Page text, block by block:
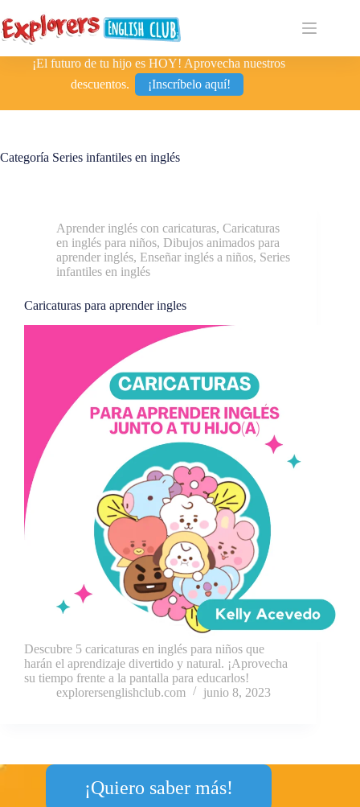
¡El futuro de tu hijo es HOY! Aprovecha nuestros
descuentos.
¡Inscríbelo aquí!
Categoría Series infantiles en inglés
Aprender inglés con caricaturas, Caricaturas
en inglés para niños, Dibujos animados para
aprender inglés, Enseñar inglés a niños, Series
infantiles en inglés
Caricaturas para aprender ingles
Descubre 5 caricaturas en inglés para niños que
harán el aprendizaje divertido y natural. ¡Aprovecha
su tiempo frente a la pantalla para educarlos!
explorersenglishclub.com
junio 8, 2023
¡Quiero saber más!